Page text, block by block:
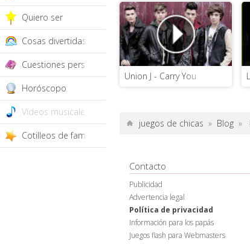
Quiero ser
Cosas divertidas
Cuestiones personales
Horóscopo
Vídeos musicales
Cotilleos de famosos
Union J - Carry You
juegos de chicas » Blog »
Contacto
Publicidad
Advertencia legal
Política de privacidad
Información para los papás
Juegos flash para Webmasters